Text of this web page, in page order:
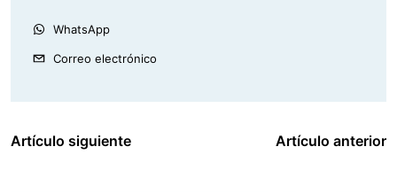
WhatsApp
Correo electrónico
Artículo siguiente Artículo anterior